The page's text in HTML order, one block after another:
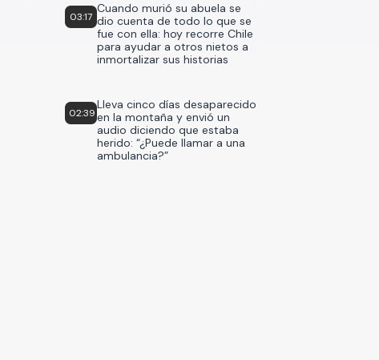
03:17
Cuando murió su abuela se
dio cuenta de todo lo que se
fue con ella: hoy recorre Chile
para ayudar a otros nietos a
inmortalizar sus historias
02:39
Lleva cinco días desaparecido
en la montaña y envió un
audio diciendo que estaba
herido: “¿Puede llamar a una
ambulancia?”